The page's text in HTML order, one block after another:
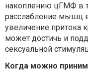
накоплению цГМФ в
расслабление мышц
увеличение притока
может достичь и
сексуальной
Когда можно